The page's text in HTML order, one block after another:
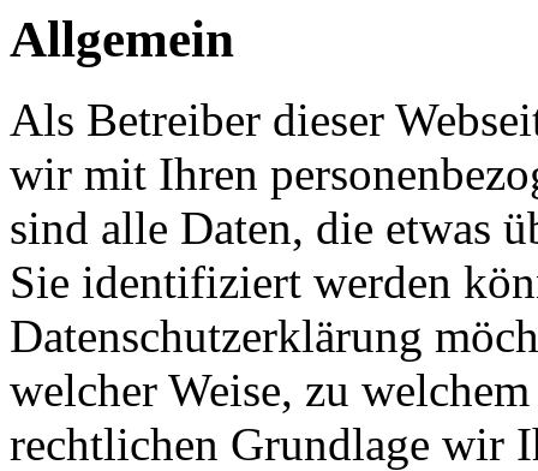
Allgemein
Als Betreiber dieser
wir mit Ihren
sind alle Daten, die etwas
Sie identifiziert werden
Datenschutzerklärung
welcher Weise, zu
rechtlichen Grundlage wir